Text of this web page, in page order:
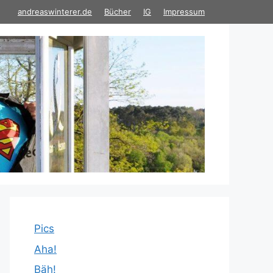
andreaswinterer.de Bücher IG Impressum
Pics
Aha!
Bäh!